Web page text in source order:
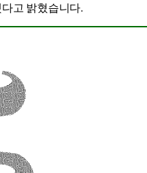
고 밝혔습니다.